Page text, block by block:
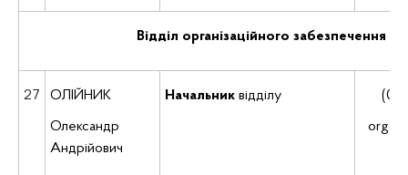
Відділ організаційного забезпечення
27 ОЛІЙНИК
Олександр
Андрійович
Начальник відділу